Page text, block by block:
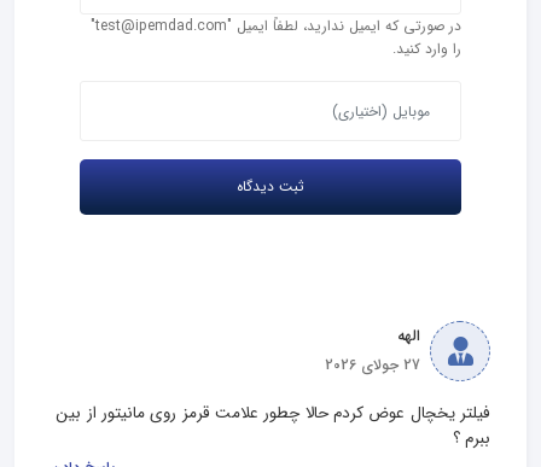
در صورتی که ایمیل ندارید، لطفاً ایمیل "test@ipemdad.com"
را وارد کنید.
الهه
27 جولای 2026
فیلتر یخچال عوض کردم حالا چطور علامت قرمز روی مانیتور از بین
ببرم ؟